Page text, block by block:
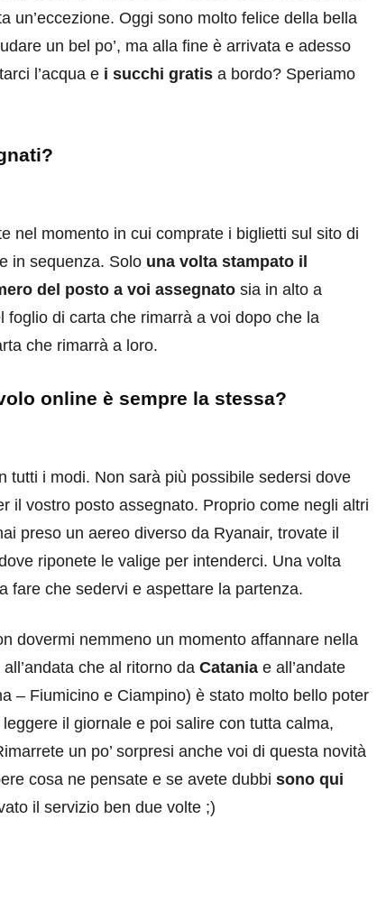
un’eccezione. Oggi sono molto felice della bella
un bel po’, ma alla fine è arrivata e adesso
l’acqua e i succhi gratis a bordo? Speriamo
nel momento in cui comprate i biglietti sul sito di
in sequenza. Solo una volta stampato il
del posto a voi assegnato sia in alto a
di carta che rimarrà a voi dopo che la
che rimarrà a loro.
online è sempre la stessa?
tutti i modi. Non sarà più possibile sedersi dove
il vostro posto assegnato. Proprio come negli altri
preso un aereo diverso da Ryanair, trovate il
riponete le valige per intenderci. Una volta
fare che sedervi e aspettare la partenza.
dovermi nemmeno un momento affannare nella
che al ritorno da Catania e all’andate
– Fiumicino e Ciampino) è stato molto bello poter
il giornale e poi salire con tutta calma,
un po’ sorpresi anche voi di questa novità
cosa ne pensate e se avete dubbi sono qui
il servizio ben due volte ;)